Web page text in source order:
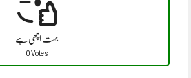
بہت اچھی ہے
0 Votes